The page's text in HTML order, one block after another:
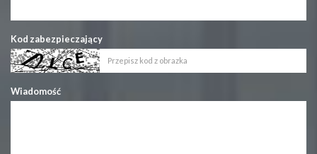
Kod zabezpieczający
Wiadomość